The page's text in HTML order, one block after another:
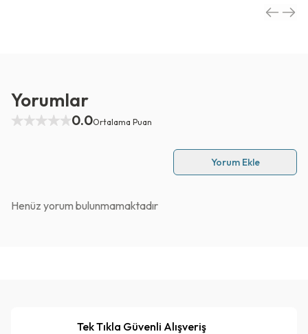
Yorumlar
0.0Ortalama Puan
Yorum Ekle
Henüz yorum bulunmamaktadır
Tek Tıkla Güvenli Alışveriş